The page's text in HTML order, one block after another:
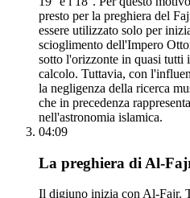
presto per la preghiera del
essere utilizzato solo per
scioglimento dell'Impero
sotto l'orizzonte in quasi tutti
calcolo. Tuttavia, con
la negligenza della ricerca
che in precedenza
nell'astronomia islamica.
04:09
La preghiera di Al-
Il digiuno inizia con Al-Fajr.